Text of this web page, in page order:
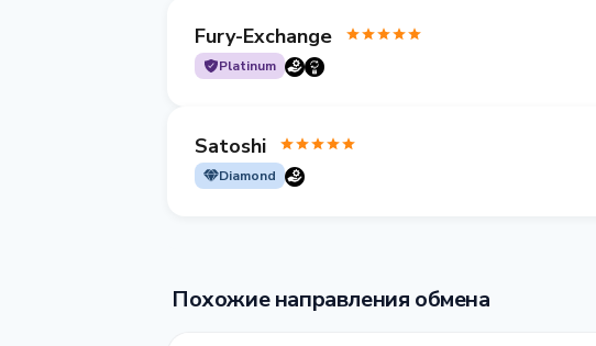
Fury-Exchange
Platinum
Satoshi
Diamond
Похожие направления обмена